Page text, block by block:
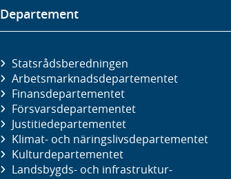
Departement
Statsrådsberedningen
Arbetsmarknads­departementet
Finans­departementet
Försvars­departementet
Justitie­departementet
Klimat- och näringslivs­departementet
Kultur­departementet
Landsbygds- och infrastruktur­